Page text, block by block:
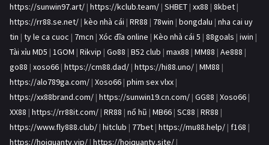
https://sunwin97.art/ | https://kclub.team/ | SHBET | xx88 | 8kbet |
https://rr88.se.net/ | kèo nhà cái | RR88 | 78win | bongdalu | nha cai uy
tin | ty le ca cuoc | 7mcn | Xóc đĩa online | Kèo nhà cái 5 | 88goals | iwin |
Tài xỉu MD5 | 1GOM | Rikvip | Go88 | B52 club | max88 | MM88 | Ae888 |
go88 | xoso66 | https://cm88.dad/ | https://hi88.uno/ | MM88 |
https://alo789ga.com/ | Xoso66 | phim sex vlxx |
https://xx88brand.com/ | https://sunwin19.cn.com/ | GG88 | Xoso66 |
XX88 | https://rr88it.com/ | RR88 | nổ hũ | MB66 | SC88 | RR88 |
https://www.fly888.club/ | hitclub | 77bet | https://mu88.help/ | f168 |
https://hoiquantv.vip/ | https://hoiquantv.site/ |